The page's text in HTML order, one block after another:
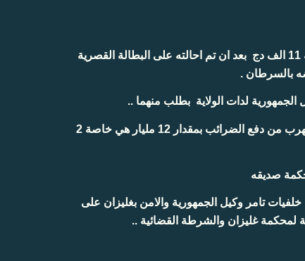
اخبرنا الحظة السيد محمد اسماعيل ان مصالح سونلغاز قطعت عليه الكهرباء والغاز بايعاز فوقي بسبب عدم استطاعته دفع فاتورة متاخرة بقيمة 11 الف دج بعد ان تم احالته على البطالة القصرية
بالسرطان .
الوثائق المرفقة التكليف والتقرير يوثقان ان الضحية تعرض للحرمان من المعيشة بسبب قضية فساد تورط فيها المدعو العقون هو رجل اعمال تهرب من دفع الضرائب بمقدار 12 مليار هي خاصة 2
صديقه
تامر وكيل الجمهورية والامن بغليزان على
غليزان والشرطة القضائية ..